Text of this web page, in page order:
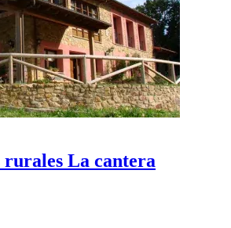
La cantera